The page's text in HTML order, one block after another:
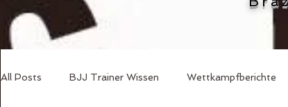
All Posts BJJ Trainer Wissen Wettkampfberichte